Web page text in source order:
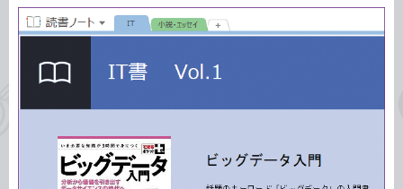
カ
テ
リ
事
タ
グ